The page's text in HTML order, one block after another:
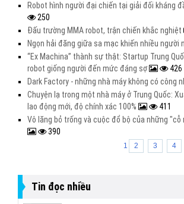
Robot hình người đại chiến tại giải đối kháng
250
Đấu trường MMA robot, trận chiến khắc nghiệt
Ngọn hải đăng giữa sa mạc khiến nhiều người
“Ex Machina” thành sự thật: Startup Trung
robot giống người đến mức đáng sợ
426
Dark Factory - những nhà máy không có công
Chuyện lạ trong một nhà máy ở Trung Quốc:
lao động mới, độ chính xác 100%
411
Vô lăng bỏ trống và cuộc đổ bộ của những
390
1 2 3 4
Tin đọc nhiều